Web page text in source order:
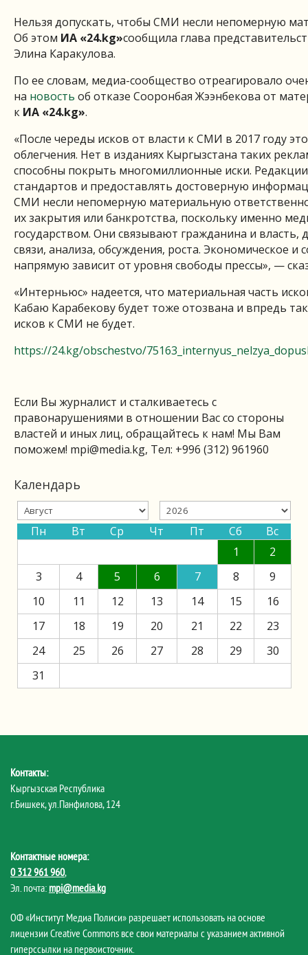
Нельзя допускать, чтобы СМИ несли непомерную
Об этом ИА «24.kg»сообщила глава
Элина Каракулова.
По ее словам, медиа-сообщество отреагировало
на новость об отказе Сооронбая Жээнбекова от
к ИА «24.kg».
«После череды исков от власти к СМИ в 2017 году
облегчения. Нет в изданиях Кыргызстана таких
способны покрыть многомиллионные иски.
стандартов и предоставлять достоверную
СМИ несли непомерную материальную
их закрытия или банкротства, поскольку именно
государством. Они связывают гражданина и
связи, анализа, обсуждения, роста. Экономическое и
напрямую зависит от уровня свободы прессы», —
«Интерньюс» надеется, что материальная часть
Кабаю Карабекову будет тоже отозвана и впредь
исков к СМИ не будет.
https://24.kg/obschestvo/
Если Вы журналист и сталкиваетесь с
правонарушениями в отношении Вас со стороны
властей и иных лиц, обращайтесь к нам! Мы Вам
поможем! mpi@media.kg, Тел: +996 (312) 961960
Календарь
Пн Вт Ср Чт Пт Сб
Вс
1
2
3
4 5 6 7 8
9
10
11 12 13 14 15
16
17
18 19 20 21 22
23
24
25 26 27 28 29
30
31
Контакты:
Кыргызская Республика
г.Бишкек, ул.Панфилова, 124
Контактные номера:
0 312 961 960,
Эл. почта: mpi@media.kg
ОФ «Институт Медиа Полиси» разрешает использовать на основе
лицензии Creative Commons все свои материалы с указанием активной
гиперссылки на первоисточник.